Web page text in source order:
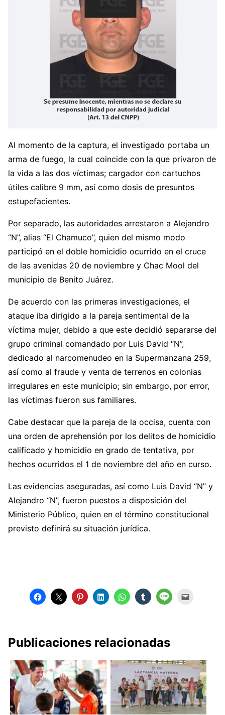
Al momento de la captura, el investigado portaba un
arma de fuego, la cual coincide con la que privaron de
la vida a las dos víctimas; cargador con cartuchos
útiles calibre 9 mm, así como dosis de presuntos
estupefacientes.
Por separado, las autoridades arrestaron a Alejandro
“N”, alias “El Chamuco”, quien del mismo modo
participó en el doble homicidio ocurrido en el cruce
de las avenidas 20 de noviembre y Chac Mool del
municipio de Benito Juárez.
De acuerdo con las primeras investigaciones, el
ataque iba dirigido a la pareja sentimental de la
víctima mujer, debido a que este decidió separarse del
grupo criminal comandado por Luis David “N”,
dedicado al narcomenudeo en la Supermanzana 259,
así como al fraude y venta de terrenos en colonias
irregulares en este municipio; sin embargo, por error,
las víctimas fueron sus familiares.
Cabe destacar que la pareja de la occisa, cuenta con
una orden de aprehensión por los delitos de homicidio
calificado y homicidio en grado de tentativa, por
hechos ocurridos el 1 de noviembre del año en curso.
Las evidencias aseguradas, así como Luis David “N” y
Alejandro “N”, fueron puestos a disposición del
Ministerio Público, quien en el término constitucional
previsto definirá su situación jurídica.
Publicaciones relacionadas